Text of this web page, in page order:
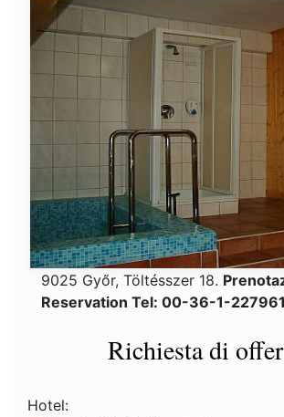
9025 Győr, Töltésszer 18.
Reservation Tel: 00-36-1-
Richiesta di
Hotel: